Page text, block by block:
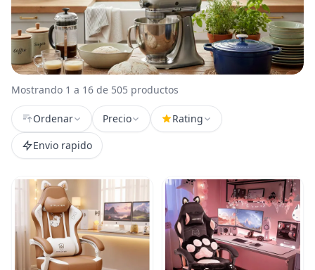
Mostrando 1 a 16 de 505 productos
Ordenar Precio
Rating
Envio rapido